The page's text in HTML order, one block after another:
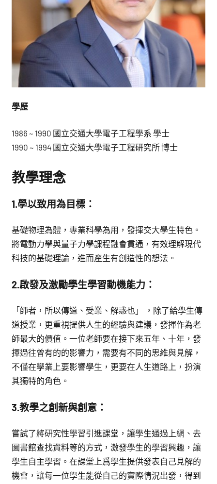
學歷
1986 ~ 1990 國立交通大學電子工程學系 學士
1990 ~ 1994 國立交通大學電子工程研究所 博士
教學理念
1.學以致用為目標：
基礎物理為體，專業科學為用，發揮交大學生特色。
將電動力學與量子力學課程融會貫通，有效理解現代
科技的基礎理論，進而產生有創造性的想法。
2.啟發及激勵學生學習動機能力：
「師者，所以傳道、受業、解惑也」 ，除了給學生傳
道授業，更重視提供人生的經驗與建議，發揮作為老
師最大的價值。一位老師要在接下來五年、十年，發
揮過往曾有的的影響力，需要有不同的思維與見解，
不僅在學業上要影響學生，更要在人生道路上，扮演
其獨特的角色。
3.教學之創新與創意：
嘗試了將研究性學習引進課堂，讓學生通過上網、去
圖書館查找資料等的方式，激發學生的學習興趣，讓
學生自主學習。在課堂上爲學生提供發表自己見解的
機會，讓每一位學生能從自己的實際情況出發，得到